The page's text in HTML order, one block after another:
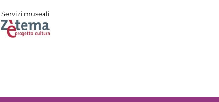
Servizi museali